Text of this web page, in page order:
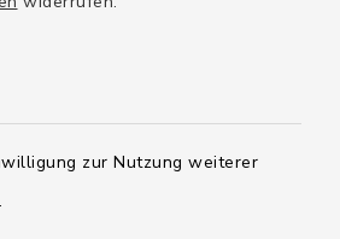
zur Nutzung weiterer
.